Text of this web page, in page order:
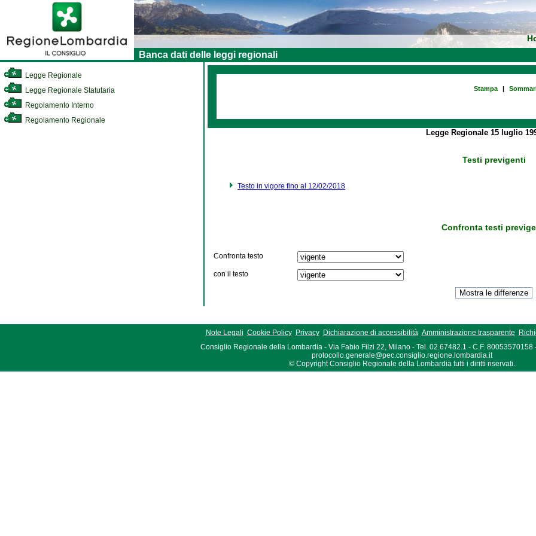
Banca dati delle leggi regionali
Legge Regionale
Legge Regionale Statutaria
Regolamento Interno
Regolamento Regionale
Stampa |
Legge Regionale 15 luglio
Testi previgenti
Testo in vigore fino al 12/02/2018
Confronta testi
Confronta testo
con il testo
Note Legali Cookie Policy Privacy Dichiarazione di accessibilità Amministrazione trasparente
Consiglio Regionale della Lombardia - Via Fabio Filzi 22, Milano - Tel. 02.67482.1 - C.F. 80053570158
protocollo.generale@pec.consiglio.regione.lombardia.it
© Copyright Consiglio Regionale della Lombardia tutti i diritti riservati.